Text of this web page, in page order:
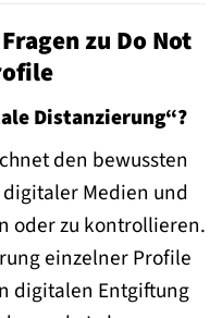
zu Do Not
Distanzierung“?
den bewussten
Medien und
oder zu kontrollieren.
einzelner Profile
digitalen Entgiftung